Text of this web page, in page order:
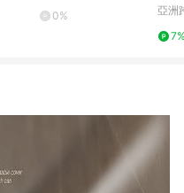
0%
圾桶
亞洲